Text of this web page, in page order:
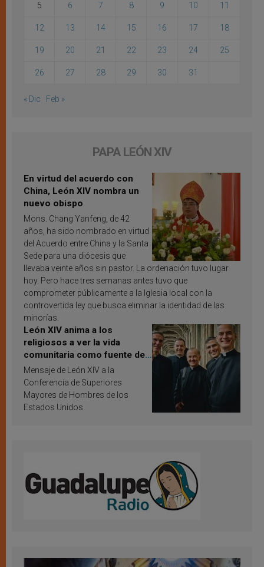
5 6 7 8 9 10 11
12 13 14 15 16 17 18
19 20 21 22 23 24 25
26 27 28 29 30 31
« Dic Feb »
PAPA LEÓN XIV
En virtud del acuerdo con
China, León XIV nombra un
nuevo obispo
Mons. Chang Yanfeng, de 42
años, ha sido nombrado en virtud
del Acuerdo entre China y la Santa
Sede para una diócesis que
llevaba veinte años sin pastor. La ordenación tuvo lugar
hoy. Pero hace tres semanas antes tuvo que
comprometer públicamente a la Iglesia local con la
controvertida ley que busca eliminar la identidad de las
minorías.
León XIV anima a los
religiosos a ver la vida
comunitaria como fuente de
inspiración y santificación
Mensaje de León XIV a la
Conferencia de Superiores
Mayores de Hombres de los
Estados Unidos